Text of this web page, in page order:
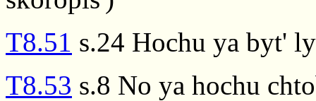
T8.51 s.24 Hochu ya byt'
T8.53 s.8 No ya hochu